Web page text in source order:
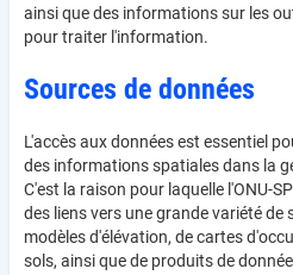
ainsi que des informations sur les
pour traiter l'information.
Sources de données
L'accès aux données est essentiel
des informations spatiales dans la
C'est la raison pour laquelle l'ONU-
des liens vers une grande variété de
modèles d'élévation, de cartes
sols, ainsi que de produits de